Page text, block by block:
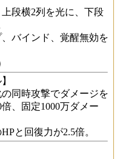
段横2列を光に、下段
バインド、覚醒無効を
同時攻撃でダメージを
、固定1000万ダメー
と回復力が2.5倍。